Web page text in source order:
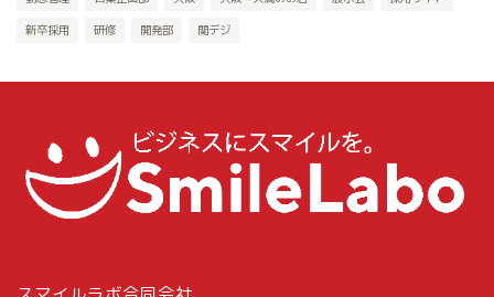
新卒採用 研修 開発部 関デジ